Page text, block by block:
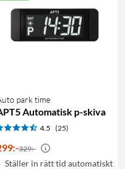
park time
Automatisk p-skiva
4.5 (25)
:-329:-
Ställer in rätt tid automatiskt